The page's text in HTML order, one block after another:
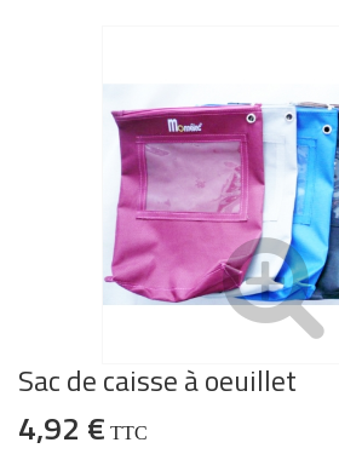
Sac de caisse à oeuillet
4,92 € TTC